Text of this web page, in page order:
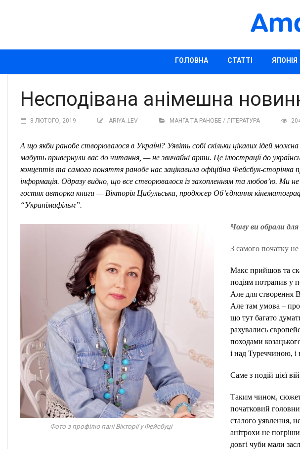
ГОЛОВНА СТАТТІ ЯПОНІЯ
Несподівана анімешна
8 ЛЮТОГО, 2019 ARIYA_LEV МАНҐА ТА РАНОБЕ / ЛІТЕРАТУРА
А що якби ранобе створювалося в Україні? Уявіть собі скільки цікавих ідей
мабуть привернули вас до читання, — не звичайні арти. Це ілюстрації до
концептів та самого поняття ранобе нас зацікавила офіційна Фейсбук-сторінка
інформація. Одразу видно, що все створювалося із захопленням та любов’ю. Ми не
гостях авторка книги — Вікторія Цибульська, продюсер Об’єднання
“Укранімафільм”.
Фото з профілю пані Вікторії у Фейсбуці
Чому ви обрали
З самого початку
Макс прийшов та
подіям потрапив у
Але для створення
Але там умова –
що тут багато
рахувались
походами
і над Туреччиною,
Саме з подій цієї
Таким чином, сюжет
початковий
сталого уявлення,
анітрохи не
довгі чуби мали